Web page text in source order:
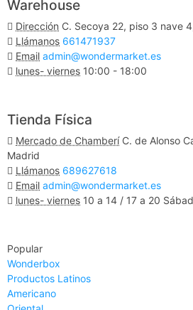
Warehouse
Dirección C. Secoya 22, piso 3 nave
Llámanos 661471937
Email admin@wondermarket.es
lunes- viernes 10:00 - 18:00
Tienda Física
Mercado de Chamberí C. de Alonso
Madrid
Llámanos 689627618
Email admin@wondermarket.es
lunes- viernes 10 a 14 / 17 a 20
Popular
Wonderbox
Productos Latinos
Americano